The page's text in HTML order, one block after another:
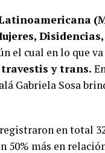
Disidencias,
el cual en lo que
y trans.
Gabriela Sosa
en total
50% más en